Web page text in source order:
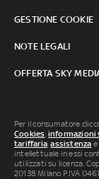
GESTIONE COOKIE
NOTE LEGALI
OFFERTA SKY
Per il consumatore
Cookies, informazioni
tariffaria,assistenza e
intellettuale in essi
utilizzati su licenza.
20138 Milano P.IVA